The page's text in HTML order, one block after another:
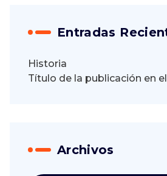
Entradas
Historia
Título de la publicación en
Archivos